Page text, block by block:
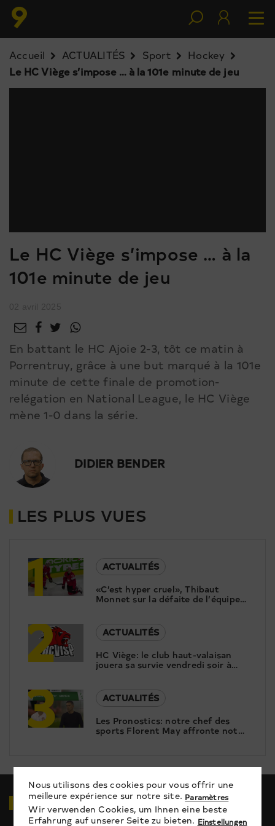
Accueil ACTUALITÉS Sport
Hockey
Le HC Viège s’impose … à la 101e minute de jeu
Le HC Viège s’impose … à la
101e minute de jeu
En battant le HC Ajoie 2-3, tôt ce matin à
Porrentruy, grâce à une but marqué à la 101e
minute de cette finale de promotion-
relégation en National League, le HC Viège
mène 1-0 dans la série.
DIDIER BENDER
LES PLUS VUES
1
ACTUALITÉS
«C’est hyper cruel», Thibaut
Monnet sur la défaite de l’équipe
2
ACTUALITÉS
HC Viège: le club haut-valaisan
jouera sa survie vendredi soir à
3
ACTUALITÉS
Les Pronostics: notre chef des
sports Florent May affronte notre
consultant Christophe Moulin
VIDÉOSEN RELATION
Nous utilisons des cookies pour vous offrir une
meilleure expérience sur notre site. Paramètres
Wir verwenden Cookies, um Ihnen eine beste
Erfahrung auf unserer Seite zu bieten. Einstellungen